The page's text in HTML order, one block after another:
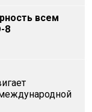
всем
8